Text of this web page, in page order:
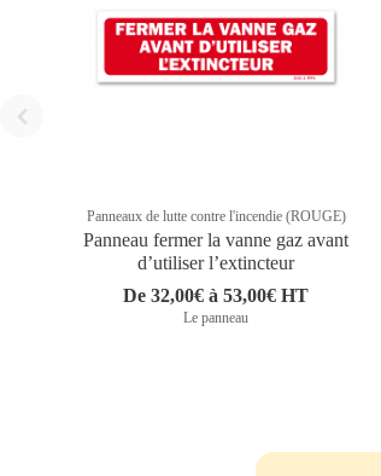
Panneaux de lutte contre l'incendie (ROUGE)
Panneau fermer la vanne gaz avant
d’utiliser l’extincteur
De 32,00€ à 53,00€ HT
Le panneau